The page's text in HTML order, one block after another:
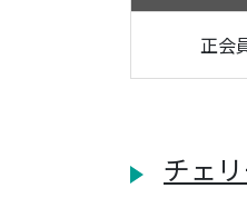
正会
チェ